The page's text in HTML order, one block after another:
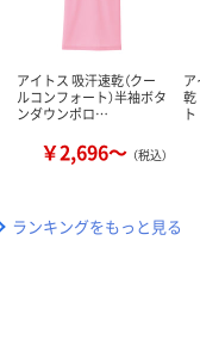
アイトス 吸汗速乾（クー
ルコンフォート）半袖ボタ
ンダウンポロ…
￥2,696～ （税込）
ア
ランキングをもっと見る